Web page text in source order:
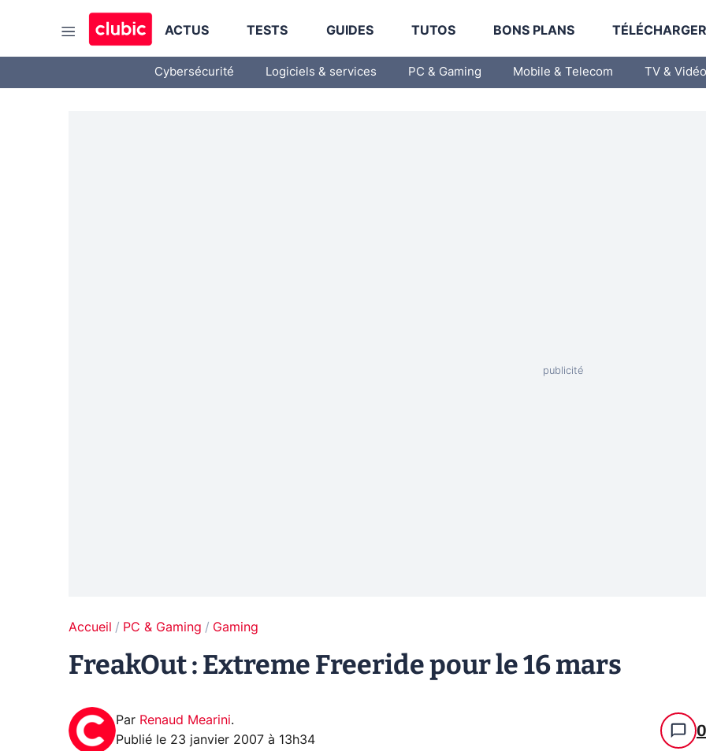
ACTUS TESTS GUIDES TUTOS BONS PLANS
Cybersécurité Logiciels & services PC & Gaming Mobile & Telecom TV & Vidéo
Accueil PC & Gaming Gaming
FreakOut : Extreme Freeride pour le 16 mars
Par Renaud Mearini.
Publié le 23 janvier 2007 à 13h34 0